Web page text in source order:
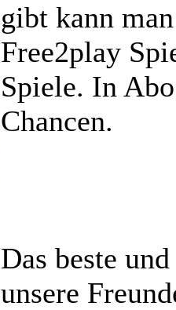
gibt kann
Free2play
Spiele. In
Chancen.
Das beste
unsere